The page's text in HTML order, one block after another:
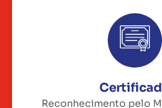
Reconhecimento pelo